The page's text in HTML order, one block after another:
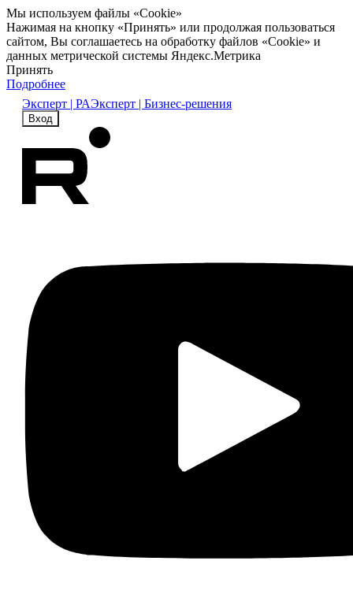
Мы используем файлы «Cookie»
Нажимая на кнопку «Принять» или продолжая пользоваться
сайтом, Вы соглашаетесь на обработку файлов «Cookie» и
данных метрической системы Яндекс.Метрика
Принять
Подробнее
Эксперт | РАЭксперт | Бизнес-решения
Вход